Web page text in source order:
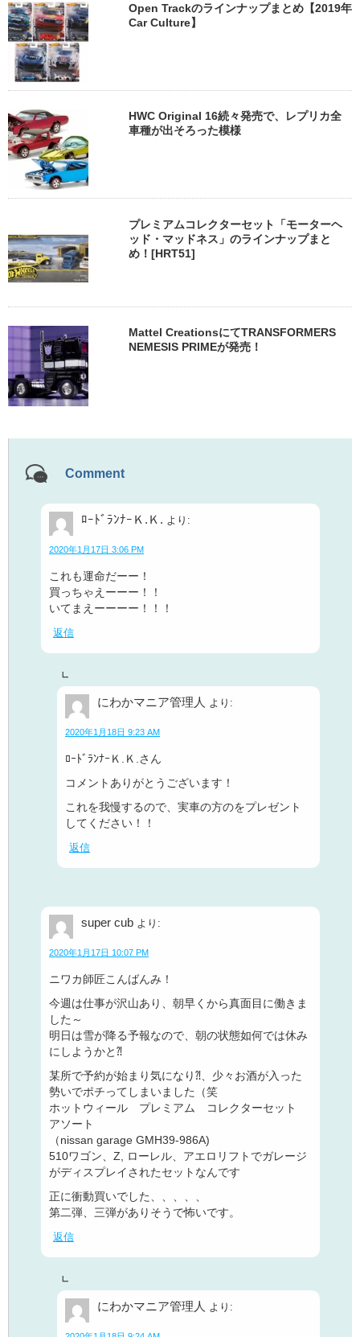
Open Trackのラインナップまとめ【2019年
Car Culture】
HWC Original 16続々発売で、レプリカ全
車種が出そろった模様
プレミアムコレクターセット「モーターヘ
ッド・マッドネス」のラインナップまと
め！[HRT51]
Mattel CreationsにてTRANSFORMERS
NEMESIS PRIMEが発売！
Comment
ﾛｰﾄﾞﾗﾝﾅｰＫ.Ｋ. より:
2020年1月17日 3:06 PM
これも運命だーー！
買っちゃえーーー！！
いてまえーーーー！！！
返信
にわかマニア管理人 より:
2020年1月18日 9:23 AM
ﾛｰﾄﾞﾗﾝﾅｰＫ.Ｋ.さん
コメントありがとうございます！
これを我慢するので、実車の方のをプレゼント
してください！！
返信
super cub より:
2020年1月17日 10:07 PM
ニワカ師匠こんばんみ！
今週は仕事が沢山あり、朝早くから真面目に働きま
した～
明日は雪が降る予報なので、朝の状態如何では休み
にしようかと⁈
某所で予約が始まり気になり⁈、少々お酒が入った
勢いでポチってしまいました（笑
ホットウィール プレミアム コレクターセット
アソート
（nissan garage GMH39-986A)
510ワゴン、Z, ローレル、アエロリフトでガレージ
がディスプレイされたセットなんです
正に衝動買いでした、、、、、
第二弾、三弾がありそうで怖いです。
返信
にわかマニア管理人 より: